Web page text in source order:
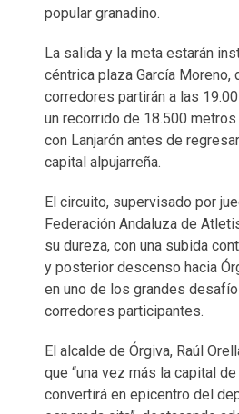
popular granadino.
La salida y la meta estarán
céntrica plaza García Moreno,
corredores partirán a las
un recorrido de 18.500
con Lanjarón antes de
capital alpujarreña.
El circuito, supervisado por
Federación Andaluza de
su dureza, con una subida
y posterior descenso hacia
en uno de los grandes
corredores participantes.
El alcalde de Órgiva, Raúl
que “una vez más la capital
convertirá en epicentro del